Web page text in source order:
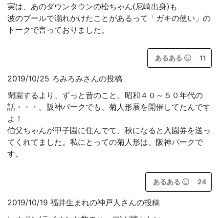
実は、あのダウンタウンの松ちゃん(尼崎出身)も
波のプールで溺れかけたことがあるって「ガキの使い」の
トークで言っておりました。
あるある 11
2019/10/25 ろみろみさんの投稿
閉園するより、ずっと昔のこと。昭和４０～５０年代の
話・・・。阪神パークでも、菊人形展を開催してたんです
よ！
伯父ちゃんが甲子園に住んでて、秋になると入園券を送っ
てくれてました。私にとっての菊人形は、阪神パークで
す。
あるある 24
2019/10/19 福井生まれの神戸人さんの投稿